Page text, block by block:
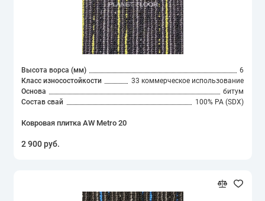
Высота ворса (мм)
6
Класс износостойкости
33 коммерческое использование
Основа
битум
Состав свай
100% PA (SDX)
Ковровая плитка AW Metro 20
2 900 руб.